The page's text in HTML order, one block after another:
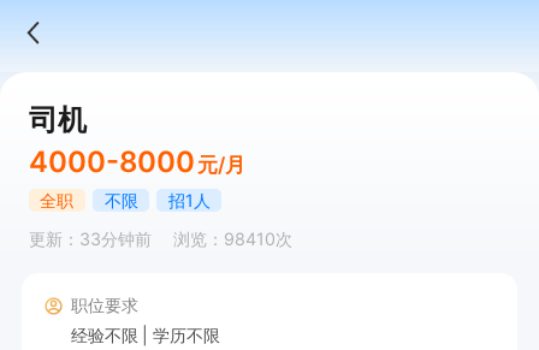
司机
4000-8000 元/月
全职 不限
招1人
更新：33分钟前
浏览：98410次
职位要求
经验不限
学历不限